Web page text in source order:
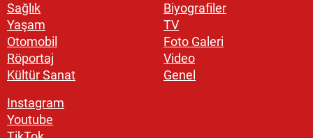
Sağlık
Yaşam
Otomobil
Röportaj
Kültür Sanat
Biyografiler
TV
Foto Galeri
Video
Genel
Instagram
Youtube